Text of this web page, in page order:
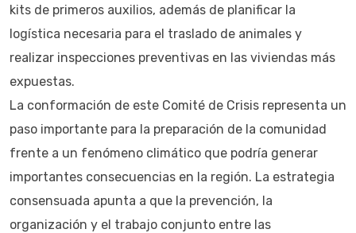
kits de primeros auxilios, además de planificar la
logística necesaria para el traslado de animales y
realizar inspecciones preventivas en las viviendas más
expuestas.
La conformación de este Comité de Crisis representa un
paso importante para la preparación de la comunidad
frente a un fenómeno climático que podría generar
importantes consecuencias en la región. La estrategia
consensuada apunta a que la prevención, la
organización y el trabajo conjunto entre las